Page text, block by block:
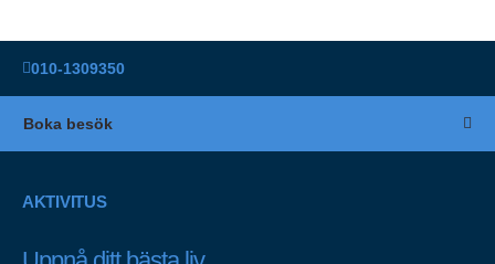
010-1309350
Boka besök
AKTIVITUS